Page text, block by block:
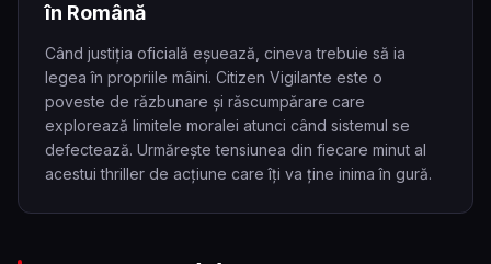
în Română
Când justiția oficială eșuează, cineva trebuie să ia
legea în propriile mâini. Citizen Vigilante este o
poveste de răzbunare și răscumpărare care
explorează limitele moralei atunci când sistemul se
defectează. Urmărește tensiunea din fiecare minut al
acestui thriller de acțiune care îți va ține inima în gură.